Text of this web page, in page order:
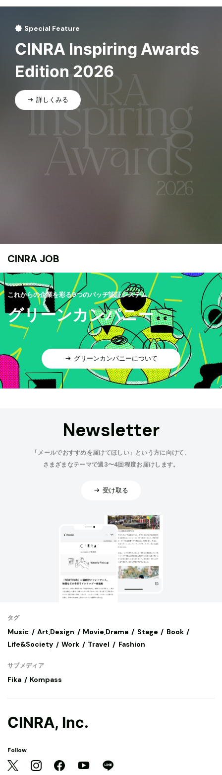
Special Feature
CINRA Inspiring Awards
Edition 2026
詳しくみる
CINRA JOB
これからの企業を彩る9つのバッヂ認証システム
グリーンカンパニー
グリーンカンパニーについて
Newsletter
「メールでおすすめを届けてほしい」という方に向けて、
さまざまなテーマで週3〜4回程度お届けします。
受け取る
タグ
Music Art,Design Movie,Drama Stage
Book
Life&Society
Work Travel Fashion
サブメディア
Fika Kompass
CINRA, Inc.
Follow